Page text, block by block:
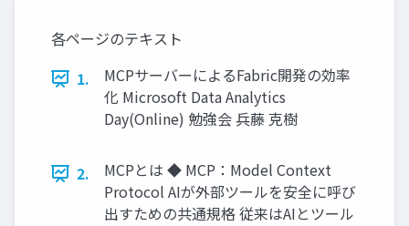
各ページのテキスト
1.
MCPサーバーによるFabric開発の効率
化 Microsoft Data Analytics
Day(Online) 勉強会 兵藤 克樹
2.
MCPとは ◆ MCP：Model Context
Protocol AIが外部ツールを安全に呼び
出すための共通規格 従来はAIとツール